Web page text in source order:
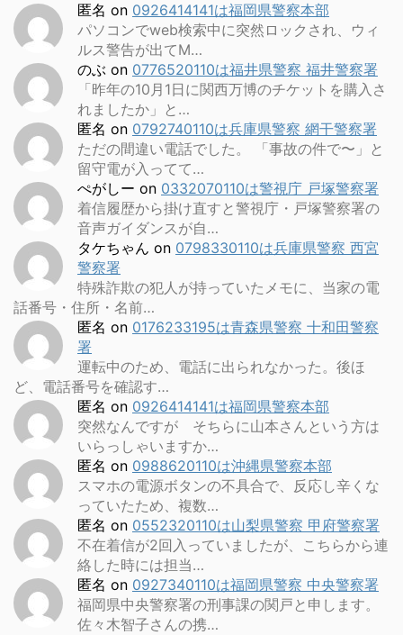
匿名 on 0926414141は福岡県警察本部
パソコンでweb検索中に突然ロックされ、ウィ
ルス警告が出てM…
のぶ on 0776520110は福井県警察 福井警察署
「昨年の10月1日に関西万博のチケットを購入さ
れましたか」と…
匿名 on 0792740110は兵庫県警察 網干警察署
ただの間違い電話でした。 「事故の件で〜」と
留守電が入ってて…
ぺがしー on 0332070110は警視庁 戸塚警察署
着信履歴から掛け直すと警視庁・戸塚警察署の
音声ガイダンスが自…
タケちゃん on 0798330110は兵庫県警察 西宮
警察署
特殊詐欺の犯人が持っていたメモに、当家の電
話番号・住所・名前…
匿名 on 0176233195は青森県警察 十和田警察
署
運転中のため、電話に出られなかった。後ほ
ど、電話番号を確認す…
匿名 on 0926414141は福岡県警察本部
突然なんですが そちらに山本さんという方は
いらっしゃいますか…
匿名 on 0988620110は沖縄県警察本部
スマホの電源ボタンの不具合で、反応し辛くな
っていたため、複数…
匿名 on 0552320110は山梨県警察 甲府警察署
不在着信が2回入っていましたが、こちらから連
絡した時には担当…
匿名 on 0927340110は福岡県警察 中央警察署
福岡県中央警察署の刑事課の関戸と申します。
佐々木智子さんの携…